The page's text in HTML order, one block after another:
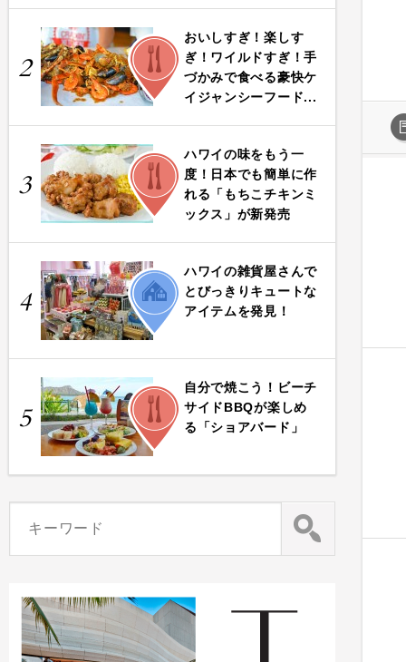
2
FOOD
おいしすぎ！楽しす
ぎ！ワイルドすぎ！手
づかみで食べる豪快ケ
イジャンシーフード...
3
FOOD
ハワイの味をもう一
度！日本でも簡単に作
れる「もちこチキンミ
ックス」が新発売
4
LIFE
ハワイの雑貨屋さんで
とびっきりキュートな
アイテムを発見！
5
FOOD
自分で焼こう！ビーチ
サイドBBQが楽しめ
る「ショアバード」